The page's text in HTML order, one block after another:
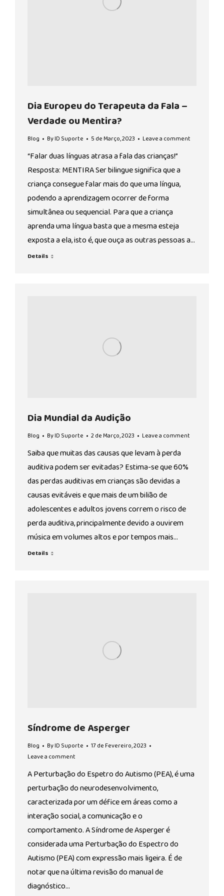
Dia Europeu do Terapeuta da Fala –
Verdade ou Mentira?
Blog ByID Suporte 5 de Março, 2023 Leave a comment
“Falar duas línguas atrasa a fala das crianças!”
Resposta: MENTIRA Ser bilingue significa que a
criança consegue falar mais do que uma língua,
podendo a aprendizagem ocorrer de forma
simultânea ou sequencial. Para que a criança
aprenda uma língua basta que a mesma esteja
exposta a ela, isto é, que ouça as outras pessoas a…
Details
Dia Mundial da Audição
Blog ByID Suporte 2 de Março, 2023 Leave a comment
Saiba que muitas das causas que levam à perda
auditiva podem ser evitadas? Estima-se que 60%
das perdas auditivas em crianças são devidas a
causas evitáveis e que mais de um bilião de
adolescentes e adultos jovens correm o risco de
perda auditiva, principalmente devido a ouvirem
música em volumes altos e por tempos mais…
Details
Síndrome de Asperger
Blog ByID Suporte
17 de Fevereiro, 2023
Leave a comment
A Perturbação do Espetro do Autismo (PEA), é uma
perturbação do neurodesenvolvimento,
caracterizada por um défice em áreas como a
interação social, a comunicação e o
comportamento. A Síndrome de Asperger é
considerada uma Perturbação do Espectro do
Autismo (PEA) com expressão mais ligeira. É de
notar que na última revisão do manual de
diagnóstico…